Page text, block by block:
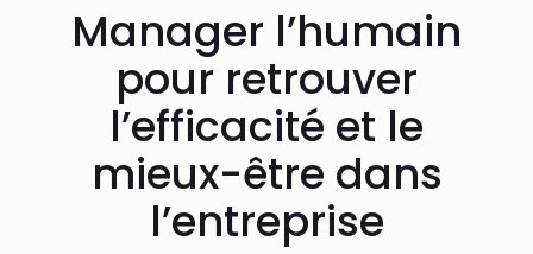
Manager l’humain
pour retrouver
l’efficacité et le
mieux-être dans
l’entreprise